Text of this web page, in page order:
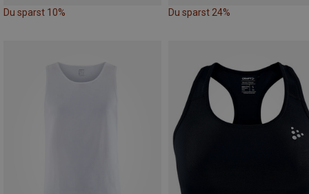
Du sparst 10% Du sparst 24%